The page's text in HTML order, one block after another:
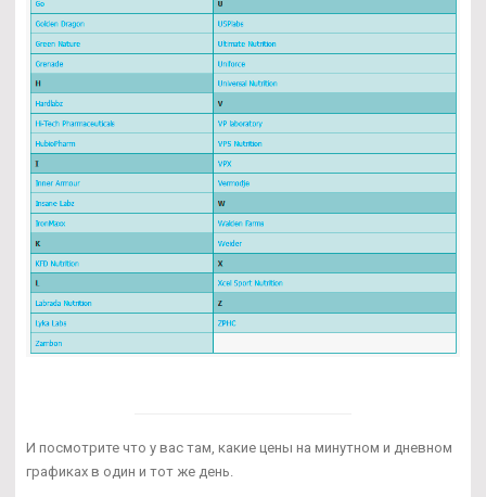
И посмотрите что у вас там, какие цены на минутном и дневном
графиках в один и тот же день.